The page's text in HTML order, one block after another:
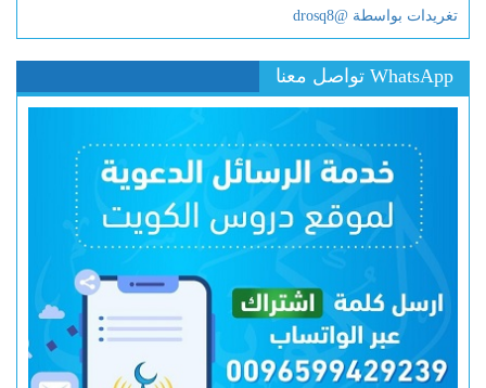
تغريدات بواسطة @drosq8
WhatsApp تواصل معنا